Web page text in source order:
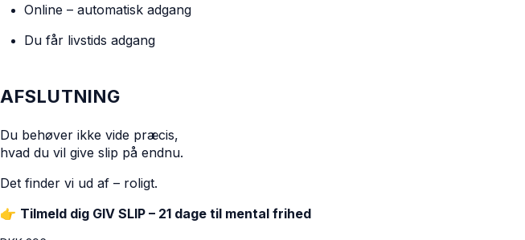
Online – automatisk adgang
Du får livstids adgang
AFSLUTNING
Du behøver ikke vide præcis,
hvad du vil give slip på endnu.
Det finder vi ud af – roligt.
👉 Tilmeld dig GIV SLIP – 21 dage til mental frihed